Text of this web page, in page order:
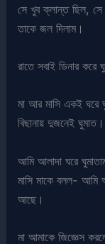
সে খুব ক্লান্ত ছিল,
তাকে জল দিলাম।
রাতে সবাই ডিনার করে
মা আর মাসি একই ঘরে
বিছানায় দুজনেই ঘুমাত।
আমি আলাদা ঘরে
মাসি মাকে বলল- আমি
আছে।
মা আমাকে জিজ্ঞেস